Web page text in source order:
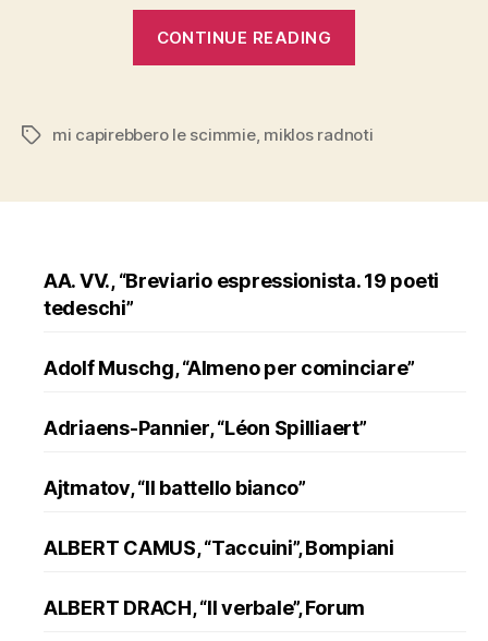
CONTINUE READING
scimmie””
Tagsmi capirebbero le scimmie, miklos radnoti
AA. VV., “Breviario espressionista. 19 poeti
tedeschi”
Adolf Muschg, “Almeno per cominciare”
Adriaens-Pannier, “Léon Spilliaert”
Ajtmatov, “Il battello bianco”
ALBERT CAMUS, “Taccuini”, Bompiani
ALBERT DRACH, “Il verbale”, Forum